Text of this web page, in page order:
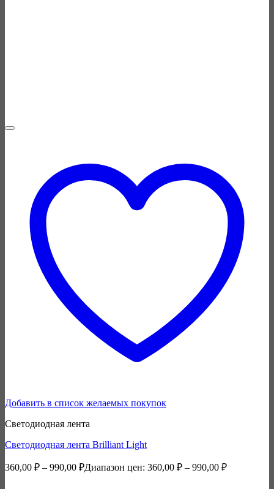
Добавить в список желаемых покупок
Светодиодная лента
Светодиодная лента Brilliant Light
360,00 ₽ – 990,00 ₽Диапазон цен: 360,00 ₽ – 990,00 ₽